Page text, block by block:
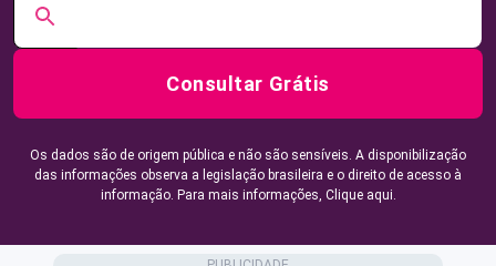
Consultar Grátis
Os dados são de origem pública e não são sensíveis. A disponibilização
das informações observa a legislação brasileira e o direito de acesso à
informação. Para mais informações, Clique aqui.